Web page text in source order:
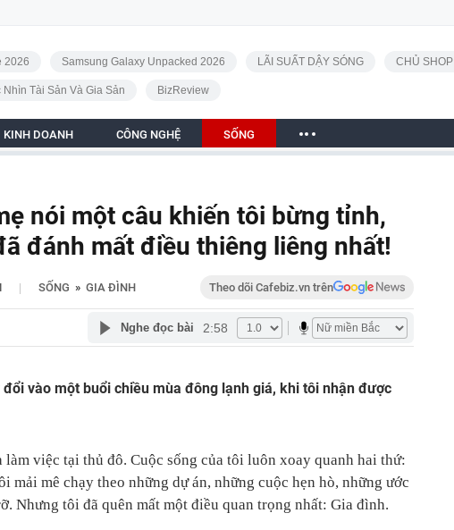
2026 Samsung Galaxy Unpacked 2026 LÃI SUẤT DẬY SÓNG CHỦ
Nhìn Tài Sản Và Gia Sản BizReview
KINH DOANH CÔNG NGHỆ SỐNG
nói một câu khiến tôi bừng tỉnh,
đánh mất điều thiêng liêng nhất!
| SỐNG » GIA ĐÌNH Theo dõi Cafebiz.vn trên
Nghe đọc bài 2:58
vào một buổi chiều mùa đông lạnh giá, khi tôi nhận được
làm việc tại thủ đô. Cuộc sống của tôi luôn xoay quanh hai thứ:
mải mê chạy theo những dự án, những cuộc hẹn hò, những ước
Nhưng tôi đã quên mất một điều quan trọng nhất: Gia đình.